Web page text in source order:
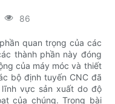
86
quan trọng của các
thành phần này đóng
của máy móc và thiết
bộ định tuyến CNC đã
vực sản xuất do độ
của chúng. Trong bài